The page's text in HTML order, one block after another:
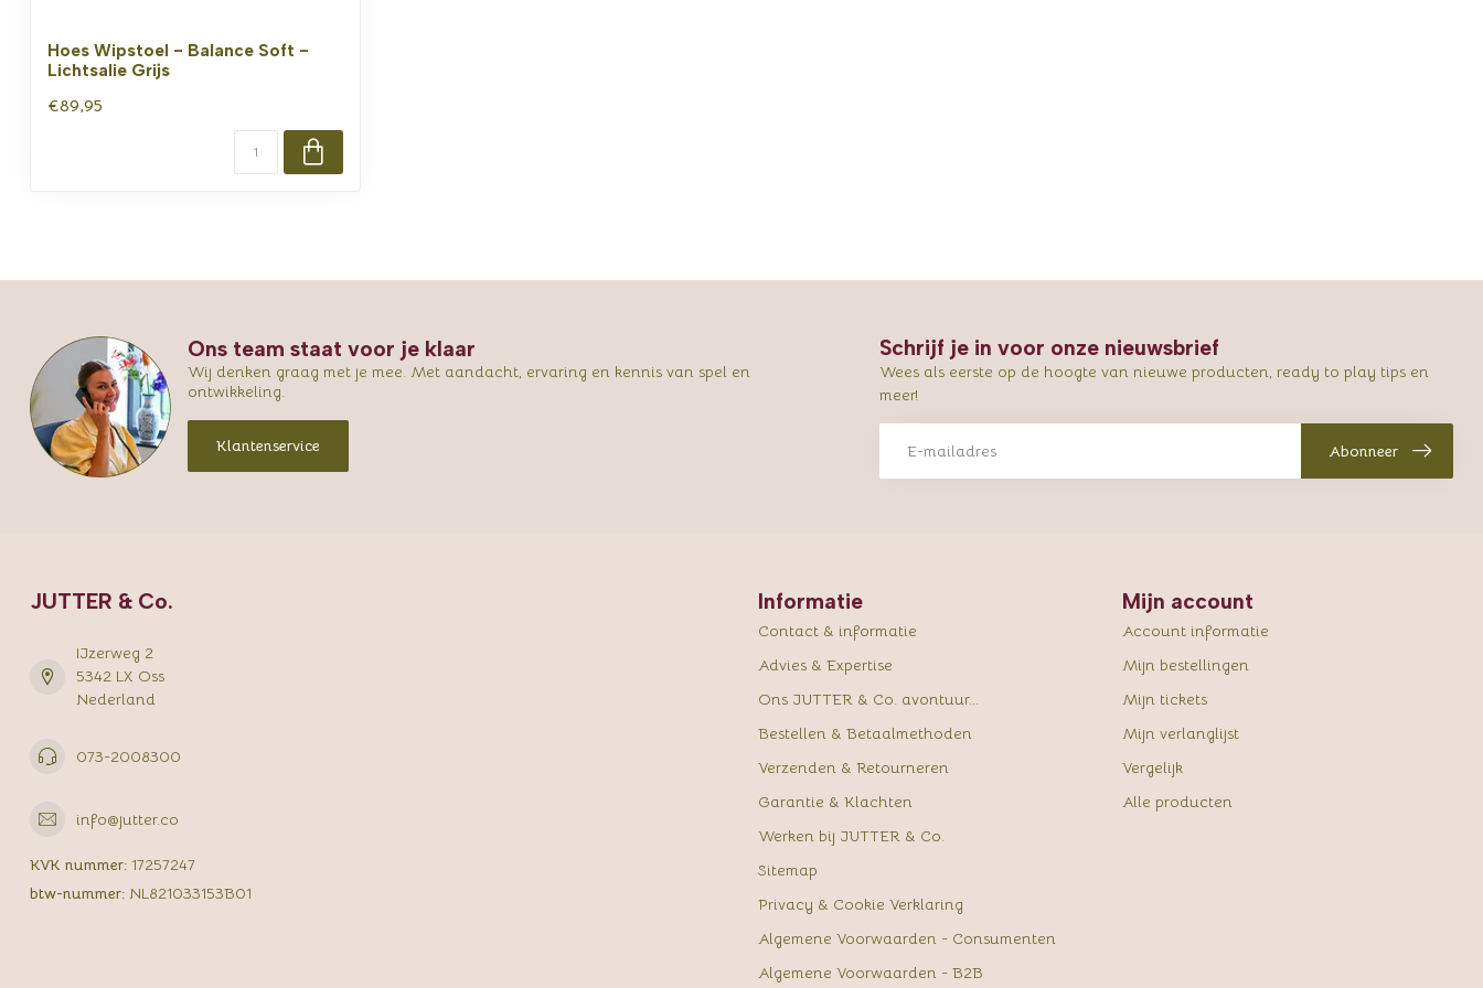
Hoes Wipstoel - Balance Soft -
Lichtsalie Grijs
€89,95
Ons team staat voor je klaar
Wij denken graag met je mee. Met aandacht, ervaring en kennis van spel en
ontwikkeling.
Klantenservice
Schrijf je in voor onze nieuwsbrief
Wees als eerste op de hoogte van nieuwe producten, ready to play tips en
meer!
Abonneer
JUTTER & Co.
IJzerweg 2
5342 LX Oss
Nederland
073-2008300
info@jutter.co
KVK nummer: 17257247
btw-nummer: NL821033153B01
Informatie
Contact & informatie
Advies & Expertise
Ons JUTTER & Co. avontuur...
Bestellen & Betaalmethoden
Verzenden & Retourneren
Garantie & Klachten
Werken bij JUTTER & Co.
Sitemap
Privacy & Cookie Verklaring
Algemene Voorwaarden - Consumenten
Algemene Voorwaarden - B2B
Mijn account
Account informatie
Mijn bestellingen
Mijn tickets
Mijn verlanglijst
Vergelijk
Alle producten